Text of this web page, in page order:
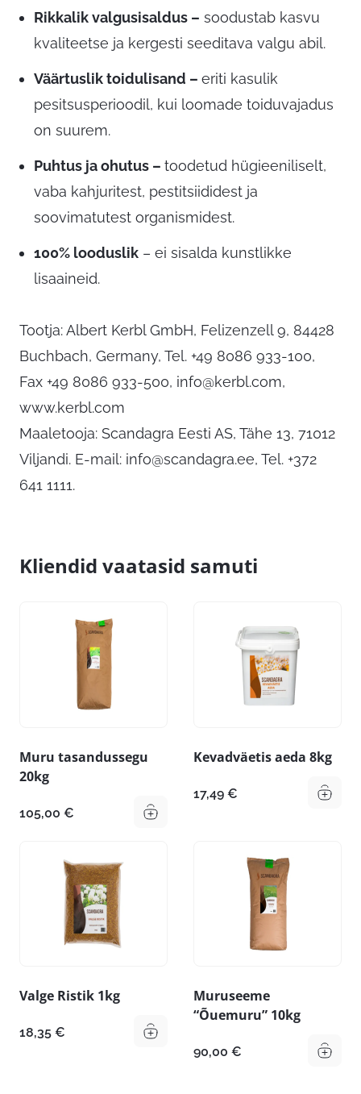
Rikkalik valgusisaldus – soodustab kasvu
kvaliteetse ja kergesti seeditava valgu abil.
Väärtuslik toidulisand – eriti kasulik
pesitsusperioodil, kui loomade toiduvajadus
on suurem.
Puhtus ja ohutus – toodetud hügieeniliselt,
vaba kahjuritest, pestitsiididest ja
soovimatutest organismidest.
100% looduslik – ei sisalda kunstlikke
lisaaineid.
Tootja: Albert Kerbl GmbH, Felizenzell 9, 84428
Buchbach, Germany, Tel. +49 8086 933-100,
Fax +49 8086 933-500, info@kerbl.com,
www.kerbl.com
Maaletooja: Scandagra Eesti AS, Tähe 13, 71012
Viljandi. E-mail: info@scandagra.ee, Tel. +372
641 1111.
Kliendid vaatasid samuti
Muru tasandussegu
20kg
105,00 €
Kevadväetis aeda 8kg
17,49 €
Valge Ristik 1kg
18,35 €
Muruseeme
“Õuemuru” 10kg
90,00 €